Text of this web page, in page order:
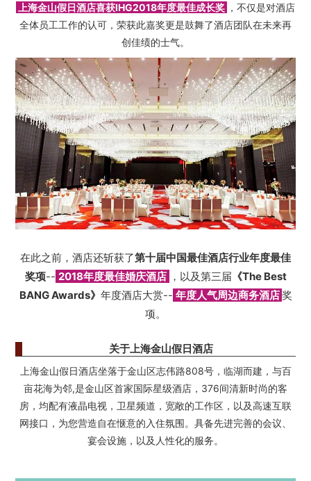
上海金山假日酒店喜获IHG2018年度最佳成长奖 ，不仅是对酒店
全体员工工作的认可，荣获此嘉奖更是鼓舞了酒店团队在未来再
创佳绩的士气。
在此之前，酒店还斩获了第十届中国最佳酒店行业年度最佳
奖项-- 2018年度最佳婚庆酒店 ，以及第三届 《The Best
BANG Awards》 年度酒店大赏-- 年度人气周边商务酒店奖
项。
关于上海金山假日酒店
上海金山假日酒店坐落于金山区志伟路808号，临湖而建，与百
亩花海为邻,是金山区首家国际星级酒店，376间清新时尚的客
房，均配有液晶电视，卫星频道，宽敞的工作区，以及高速互联
网接口，为您营造自在惬意的入住氛围。具备先进完善的会议、
宴会设施，以及人性化的服务。